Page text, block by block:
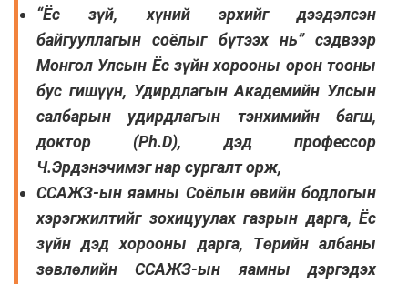
“Ёс зүй, хүний эрхийг дээдэлсэн
байгууллагын соёлыг бүтээх нь” сэдвээр
Монгол Улсын Ёс зүйн хорооны орон тооны
бус гишүүн, Удирдлагын Академийн Улсын
салбарын удирдлагын тэнхимийн багш,
доктор (Ph.D), дэд профессор
Ч.Эрдэнэчимэг нар сургалт орж,
ССАЖЗ-ын яамны Соёлын өвийн бодлогын
хэрэгжилтийг зохицуулах газрын дарга, Ёс
зүйн дэд хорооны дарга, Төрийн албаны
зөвлөлийн ССАЖЗ-ын яамны дэргэдэх